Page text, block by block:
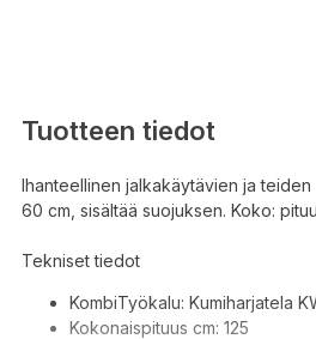
Tuotteen tiedot
Ihanteellinen jalkakäytävien ja
60 cm, sisältää suojuksen. Koko:
Tekniset tiedot
KombiTyökalu: Kumiharjatela
Kokonaispituus cm: 125